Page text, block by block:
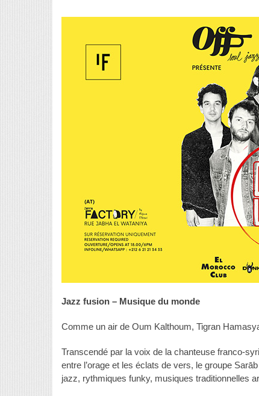
Jazz fusion – Musique du monde
Comme un air de Oum Kalthoum, Tigran
Transcendé par la voix de la chanteuse franco-
entre l’orage et les éclats de vers, le groupe
jazz, rythmiques funky, musiques traditionnelles